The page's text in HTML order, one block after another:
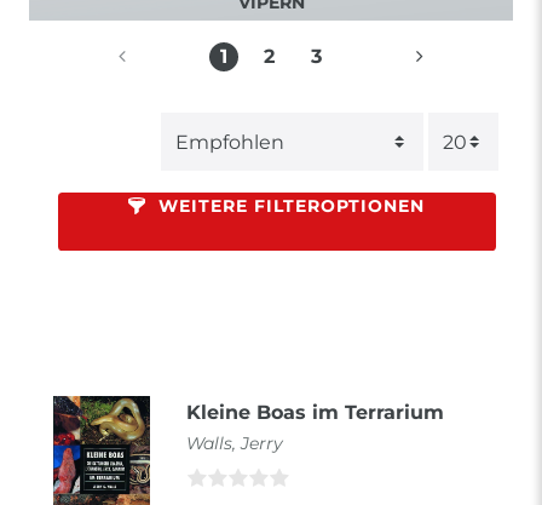
1 2 3
WEITERE FILTEROPTIONEN
Kleine Boas im Terrarium
Walls, Jerry